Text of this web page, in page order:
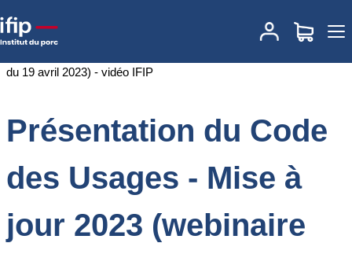
Accueil
Présentation du Code des Usages - Mise
à jour 2023 (webinaire du 19 avril 2023) - vidéo IFIP
Présentation du Code
des Usages - Mise à
jour 2023 (webinaire